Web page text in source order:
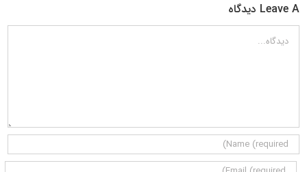
Leave A دیدگاه
دیدگاه